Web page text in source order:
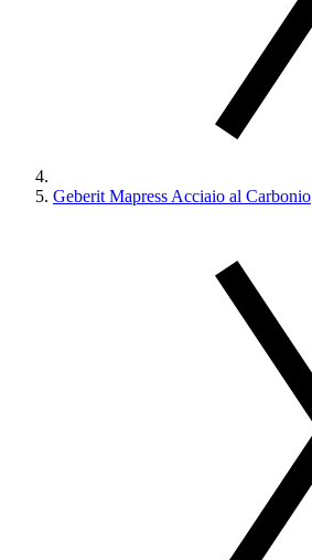
Geberit Mapress Acciaio al Carbonio